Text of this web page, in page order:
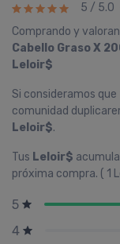
5 / 5.0
Comprando y
Cabello Graso X
Leloir$
Si consideramos
comunidad
Leloir$.
Tus Leloir$
próxima compra. ( 1
5
4